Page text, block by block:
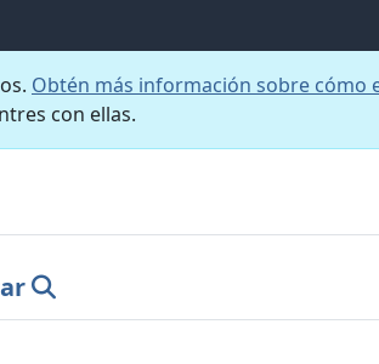
Obtén más información sobre cómo
con ellas.